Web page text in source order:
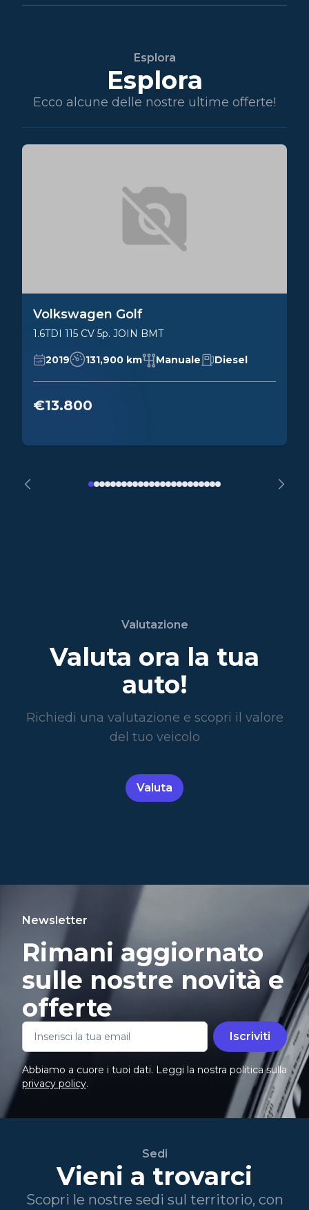
Esplora
Esplora
Ecco alcune delle nostre ultime offerte!
Volkswagen Golf
1.6TDI 115 CV 5p. JOIN BMT
2019 131,900 km Manuale Diesel
€13.800
Valutazione
Valuta ora la tua
auto!
Richiedi una valutazione e scopri il valore
del tuo veicolo
Valuta
Newsletter
Rimani aggiornato
sulle nostre novità e
offerte
Iscriviti
Abbiamo a cuore i tuoi dati. Leggi la nostra politica sulla
privacy policy.
Sedi
Vieni a trovarci
Scopri le nostre sedi sul territorio, con